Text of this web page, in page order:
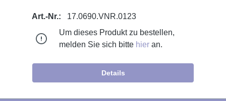
Art.-Nr.:
17.0690.VNR.0123
Um dieses Produkt zu bestellen,
melden Sie sich bitte hier an.
Details